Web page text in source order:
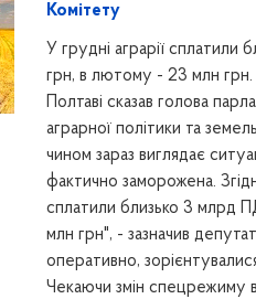
Комітету
У грудні аграрії сплатили
грн, в лютому - 23 млн
Полтаві сказав голова
аграрної політики та
чином зараз виглядає
фактично заморожена.
сплатили близько 3 млрд
млн грн", - зазначив
оперативно,
Чекаючи змін спецрежиму в